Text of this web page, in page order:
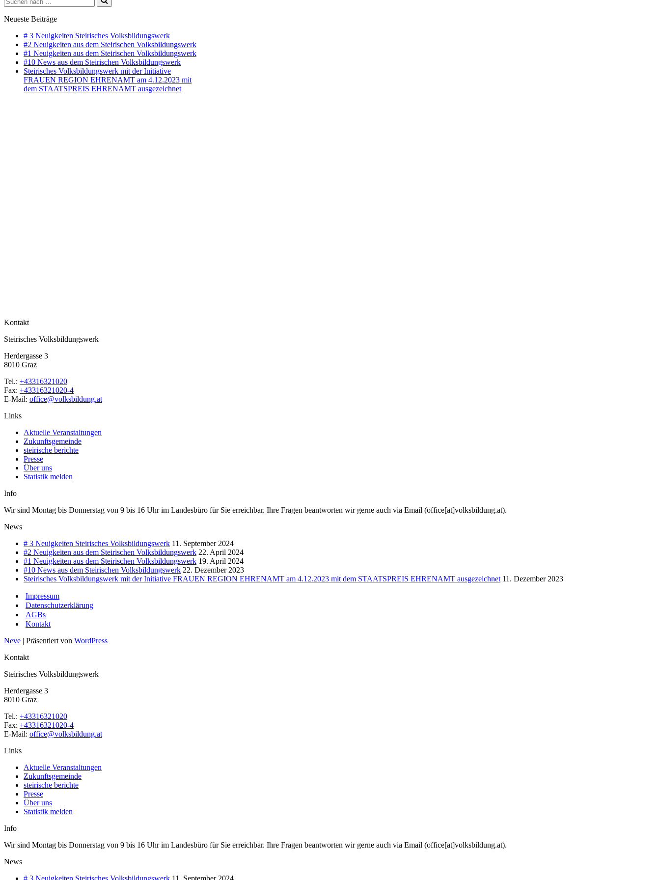
nach …
Neueste Beiträge
# 3 Neuigkeiten Steirisches Volksbildungswerk
#2 Neuigkeiten aus dem Steirischen Volksbildungswerk
#1 Neuigkeiten aus dem Steirischen Volksbildungswerk
#10 News aus dem Steirischen Volksbildungswerk
Steirisches Volksbildungswerk mit der Initiative
FRAUEN REGION EHRENAMT am 4.12.2023 mit
dem STAATSPREIS EHRENAMT ausgezeichnet
Kontakt
Steirisches Volksbildungswerk
Herdergasse 3
8010 Graz
Tel.: +43316321020
Fax: +43316321020-4
E-Mail: office@volksbildung.at
Links
Aktuelle Veranstaltungen
Zukunftsgemeinde
steirische berichte
Presse
Über uns
Statistik melden
Info
Wir sind Montag bis Donnerstag von 9 bis 16 Uhr im Landesbüro für Sie erreichbar. Ihre Fragen beantworten wir gerne auch via Email (office[at]volksbildung.at).
News
# 3 Neuigkeiten Steirisches Volksbildungswerk 11. September 2024
#2 Neuigkeiten aus dem Steirischen Volksbildungswerk 22. April 2024
#1 Neuigkeiten aus dem Steirischen Volksbildungswerk 19. April 2024
#10 News aus dem Steirischen Volksbildungswerk 22. Dezember 2023
Steirisches Volksbildungswerk mit der Initiative FRAUEN REGION EHRENAMT am 4.12.2023 mit dem STAATSPREIS EHRENAMT ausgezeichnet 11. Dezember 2023
Impressum
Datenschutzerklärung
AGBs
Kontakt
Neve | Präsentiert von WordPress
Kontakt
Steirisches Volksbildungswerk
Herdergasse 3
8010 Graz
Tel.: +43316321020
Fax: +43316321020-4
E-Mail: office@volksbildung.at
Links
Aktuelle Veranstaltungen
Zukunftsgemeinde
steirische berichte
Presse
Über uns
Statistik melden
Info
Wir sind Montag bis Donnerstag von 9 bis 16 Uhr im Landesbüro für Sie erreichbar. Ihre Fragen beantworten wir gerne auch via Email (office[at]volksbildung.at).
News
# 3 Neuigkeiten Steirisches Volksbildungswerk 11. September 2024